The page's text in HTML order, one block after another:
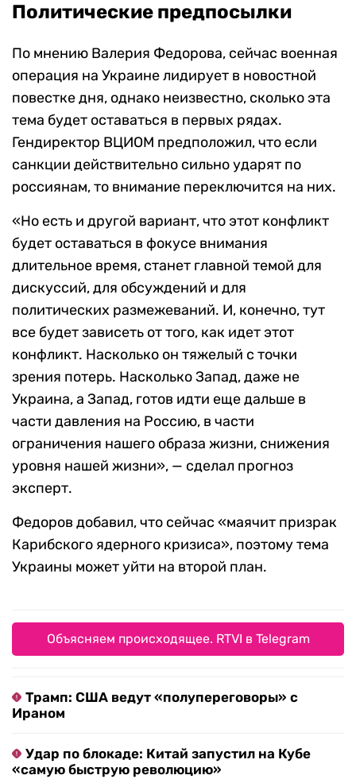
Политические предпосылки
По мнению Валерия Федорова, сейчас военная
операция на Украине лидирует в новостной
повестке дня, однако неизвестно, сколько эта
тема будет оставаться в первых рядах.
Гендиректор ВЦИОМ предположил, что если
санкции действительно сильно ударят по
россиянам, то внимание переключится на них.
«Но есть и другой вариант, что этот конфликт
будет оставаться в фокусе внимания
длительное время, станет главной темой для
дискуссий, для обсуждений и для
политических размежеваний. И, конечно, тут
все будет зависеть от того, как идет этот
конфликт. Насколько он тяжелый с точки
зрения потерь. Насколько Запад, даже не
Украина, а Запад, готов идти еще дальше в
части давления на Россию, в части
ограничения нашего образа жизни, снижения
уровня нашей жизни», — сделал прогноз
эксперт.
Федоров добавил, что сейчас «маячит призрак
Карибского ядерного кризиса», поэтому тема
Украины может уйти на второй план.
Объясняем происходящее. RTVI в Telegram
Трамп: США ведут «полупереговоры» с
Ираном
Удар по блокаде: Китай запустил на Кубе
«самую быструю революцию»